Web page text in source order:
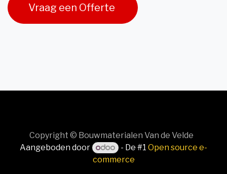
Vraag een Offerte
Copyright © Bouwmaterialen Van de Velde
Aangeboden door
- De #1Open source e-
commerce